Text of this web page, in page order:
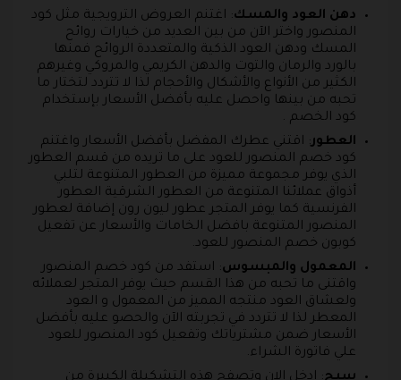
دهن العود والمسك: اغتنم العروض الترويجية مثل كود
المنصور واختر الآن من بين العديد من خيارات روائح
المسك ودهن العود الذكية والمتعددة الروائح فمنها
بالورد والرمان والتوت والدهن الكريمي والمروكي وغيرهم
الكثير من الأنواع والأشكال والأحجام لذا لا تتردد لتختار ما
تحبه من بينها واحصل عليه بأفضل الأسعار بإستخدام
كود الخصم .
العطور: اقتني عطرك المفضل بأفضل الأسعار واغتنم
كود خصم المنصور للعود على ما تريده من قسم العطور
الذي يوفر مجموعة مميزة من العطور المتنوعة لتلبي
أذواق عملائنا المتنوعة من العطور الشرقية العطور
الفرنسية كما يوفر المتجر عطور ليون رون إضافة لعطور
المنصور المتنوعة بافضل الخامات والأسعار عن تفعيل
كوبون خصم المنصور للعود.
المعمول والمبسوس: استفد من كود خصم المنصور
واقتنى ما تحبه من هذا القسم حيث يوفر المتجر لعملائه
ولعشاق العود منتجه المميز من المعمول و العود
المعطر لذا لا تتردد في تجربته الآن والحصو عليه بأفضل
الأسعار ضمن مشترياتك وتفعيل كود المنصور للعود
علي فاتورة الشراء.
سبح: ادخل الان وتصفح هذه التشكيلة الكبيرة من